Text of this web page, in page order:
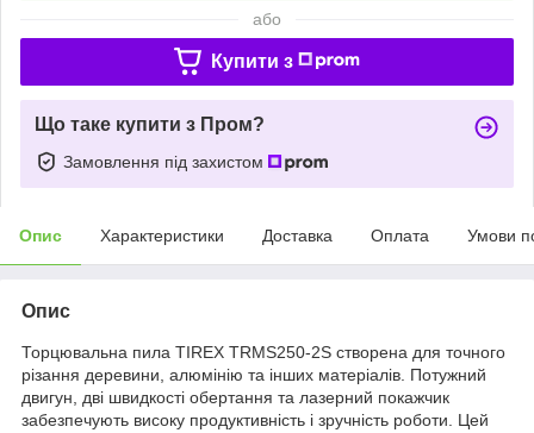
або
Купити з
Що таке купити з Пром?
Замовлення під захистом
Опис Характеристики Доставка Оплата Умови
Опис
Торцювальна пила TIREX TRMS250-2S створена для точного
різання деревини, алюмінію та інших матеріалів. Потужний
двигун, дві швидкості обертання та лазерний покажчик
забезпечують високу продуктивність і зручність роботи. Цей